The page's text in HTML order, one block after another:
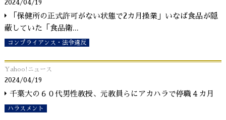
2024/04/19
「保健所の正式許可がない状態で2カ月操業」いなば食品が隠
蔽していた「食品衛...
コンプライアンス・法令違反
Yahoo!ニュース
2024/04/19
千葉大の６０代男性教授、元教員らにアカハラで停職４カ月
ハラスメント